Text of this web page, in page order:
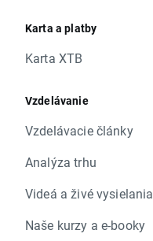
Karta a platby
Karta XTB
Vzdelávanie
Vzdelávacie články
Analýza trhu
Videá a živé vysielania
Naše kurzy a e-booky